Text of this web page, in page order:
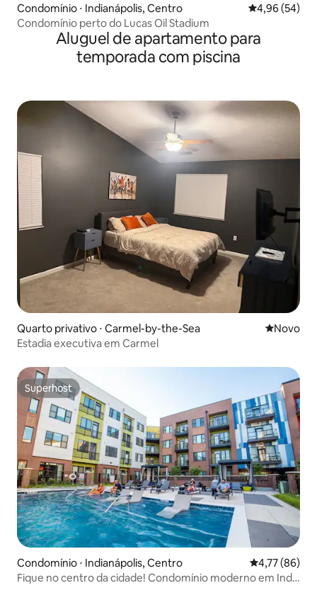
Condomínio ⋅ Indianápolis, Centro 4,96 de uma
4,96 (54)
Condomínio perto do Lucas Oil Stadium
Aluguel de apartamento para
temporada com piscina
Quarto privativo ⋅ Carmel-by-the-Sea Novo
Novo
Estadia executiva em Carmel
Superhost
Superhost
Condomínio ⋅ Indianápolis, Centro 4,77 de uma
4,77 (86)
Fique no centro da cidade! Condomínio moderno em Indy